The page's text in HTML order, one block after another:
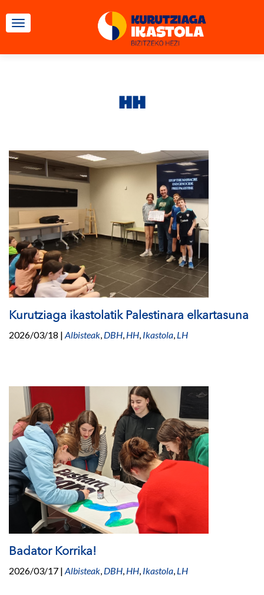
TOGGLE NAVIGATION
HH
Kurutziaga ikastolatik Palestinara elkartasuna
2026/03/18 | Albisteak, DBH, HH, Ikastola, LH
Badator Korrika!
2026/03/17 | Albisteak DBH HH Ikastola LH